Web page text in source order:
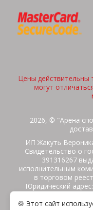
Цены действительны
могут
2026, © "Арена
ИП Жакуть
Свидетельство о
391316267
исполнительным
в торговом
Юридический
Витебская область,
с,
🍪 Этот сайт